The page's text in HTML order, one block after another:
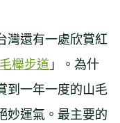
灣還有一處欣賞紅
櫸步道 」。為什
到一年一度的山毛
妙運氣。最主要的